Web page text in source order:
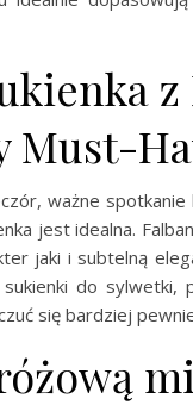
z
Must-
ważne
jest idealna.
jaki i subtelną
do sylwetki,
się bardziej